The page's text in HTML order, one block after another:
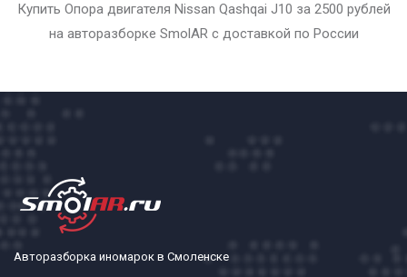
Купить Опора двигателя Nissan Qashqai J10 за 2500 рублей
на авторазборке SmolAR с доставкой по России
Авторазборка иномарок в Смоленске